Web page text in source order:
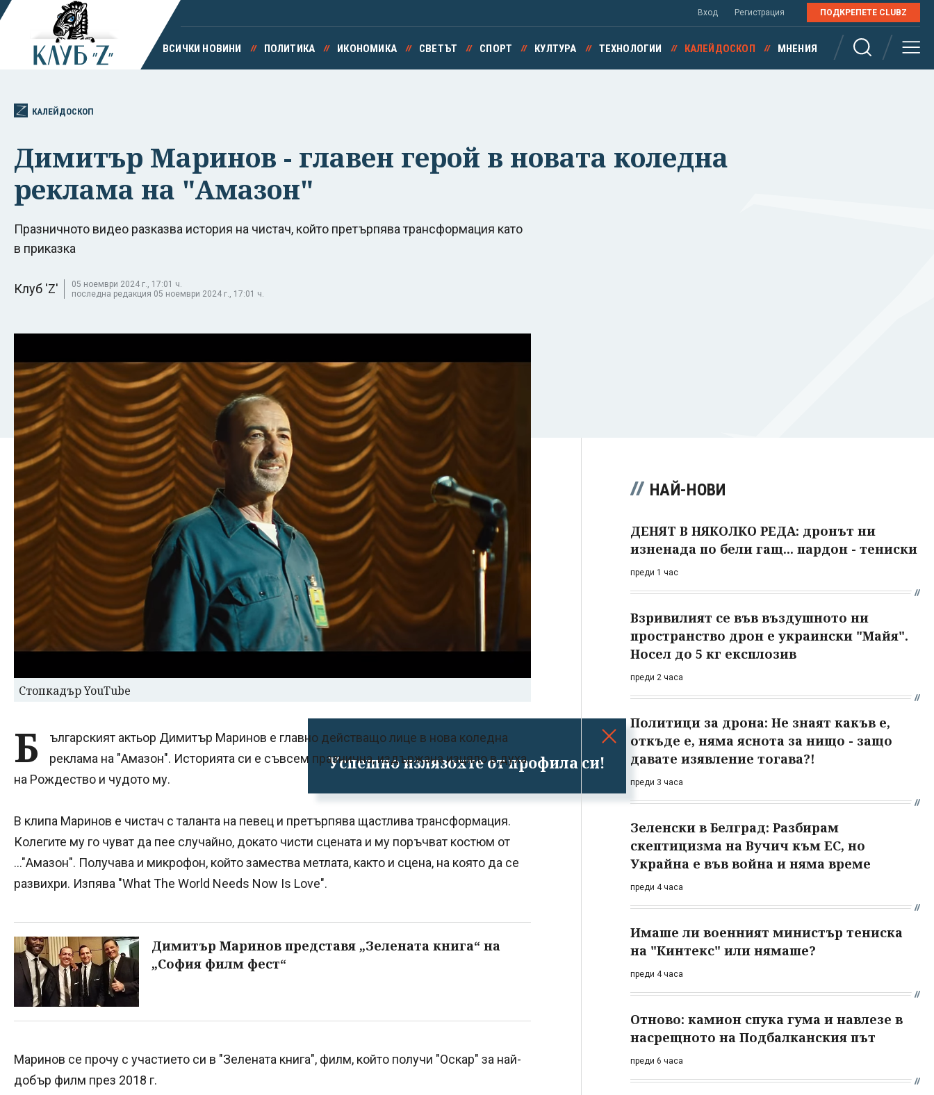
Успешно излязохте от профила си!
Вход Регистрация ПОДКРЕПЕТЕ CLUBZ
ВСИЧКИ НОВИНИ ПОЛИТИКА ИКОНОМИКА СВЕТЪТ СПОРТ КУЛТУРА ТЕХНОЛОГИИ КАЛЕЙДОСКОП МНЕНИЯ
КАЛЕЙДОСКОП
Димитър Маринов - главен герой в новата коледна
реклама на "Амазон"
Празничното видео разказва история на чистач, който претърпява трансформация като
в приказка
Клуб 'Z'
05 ноември 2024 г., 17:01 ч.
последна редакция 05 ноември 2024 г., 17:01 ч.
Стопкадър YouTube
Б
ългарският актьор Димитър Маринов е главно действащо лице в нова коледна
реклама на "Амазон". Историята си е съвсем празнична, издържана изцяло в духа
на Рождество и чудото му.
В клипа Маринов е чистач с таланта на певец и претърпява щастлива трансформация.
Колегите му го чуват да пее случайно, докато чисти сцената и му поръчват костюм от
..."Амазон". Получава и микрофон, който замества метлата, както и сцена, на която да се
развихри. Изпява "What The World Needs Now Is Love".
Димитър Маринов представя „Зелената книга“ на
„София филм фест“
Маринов се прочу с участието си в "Зелената книга", филм, който получи "Оскар" за най-
добър филм през 2018 г.
НАЙ-НОВИ
ДЕНЯТ В НЯКОЛКО РЕДА: дронът ни
изненада по бели гащ... пардон - тениски
преди 1 час
Взривилият се във въздушното ни
пространство дрон е украински "Майя".
Носел до 5 кг експлозив
преди 2 часа
Политици за дрона: Не знаят какъв е,
откъде е, няма яснота за нищо - защо
давате изявление тогава?!
преди 3 часа
Зеленски в Белград: Разбирам
скептицизма на Вучич към ЕС, но
Украйна е във война и няма време
преди 4 часа
Имаше ли военният министър тениска
на "Кинтекс" или нямаше?
преди 4 часа
Отново: камион спука гума и навлезе в
насрещното на Подбалканския път
преди 6 часа